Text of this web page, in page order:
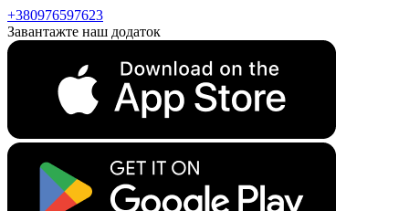
+380976597623
Завантажте наш додаток